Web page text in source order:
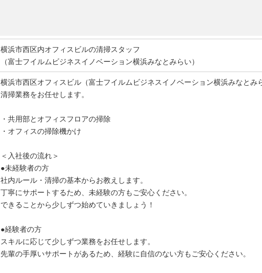
横浜市西区内オフィスビルの清掃スタッフ
（富士フイルムビジネスイノベーション横浜みなとみらい）
横浜市西区オフィスビル（富士フイルムビジネスイノベーション横浜みなとみ
清掃業務をお任せします。
・共用部とオフィスフロアの掃除
・オフィスの掃除機かけ
＜入社後の流れ＞
●未経験者の方
社内ルール・清掃の基本からお教えします。
丁寧にサポートするため、未経験の方もご安心ください。
できることから少しずつ始めていきましょう！
●経験者の方
スキルに応じて少しずつ業務をお任せします。
先輩の手厚いサポートがあるため、経験に自信のない方もご安心ください。